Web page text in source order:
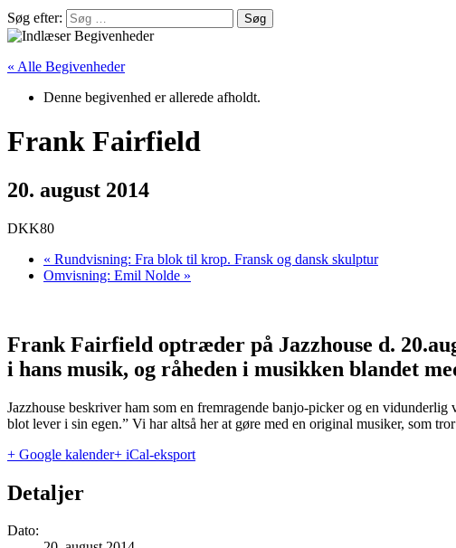
Søg efter:
« Alle Begivenheder
Denne begivenhed er allerede afholdt.
Frank Fairfield
20. august 2014
DKK80
« Rundvisning: Fra blok til krop. Fransk og dansk skulptur
Omvisning: Emil Nolde »
Frank Fairfield optræder på Jazzhouse d.
i hans musik, og råheden i musikken blandet
Jazzhouse beskriver ham som en fremragende banjo-picker og en
blot lever i sin egen.” Vi har altså her at gøre med en original musiker, som
+ Google kalender+ iCal-eksport
Detaljer
Dato: